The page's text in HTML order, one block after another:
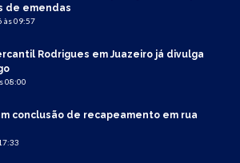
de emendas
às 09:57
Rodrigues em Juazeiro já divulga
08:00
conclusão de recapeamento em rua